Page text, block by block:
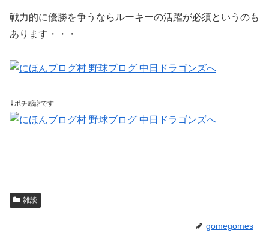
戦力的に優勝を争うならルーキーの活躍が必須というのも
あります・・・
↓ ポチ感謝です
雑談
gomegomes